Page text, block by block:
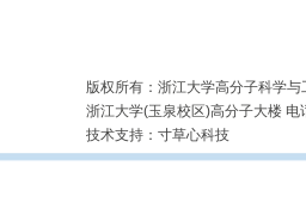
版权所有：浙江大学高分子科
浙江大学(玉泉校区)高分子大楼
技术支持： 寸草心科技